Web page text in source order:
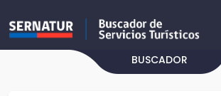
BUSCADOR